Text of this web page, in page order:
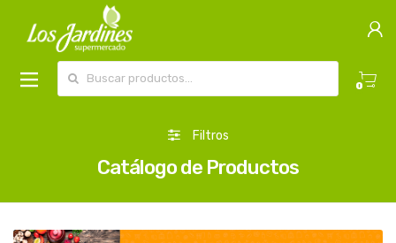
0
Filtros
Catálogo de Productos